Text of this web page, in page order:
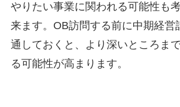
やりたい事業に関われる可能性も
来ます。OB訪問する前に中期経営
通しておくと、より深いところま
る可能性が高まります。